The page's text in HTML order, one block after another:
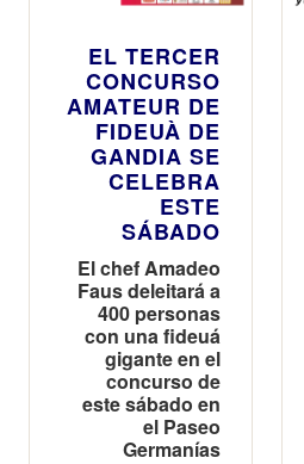
EL TERCER
CONCURSO
AMATEUR DE
FIDEUÀ DE
GANDIA SE
CELEBRA
ESTE
SÁBADO
El chef Amadeo
Faus deleitará a
400 personas
con una fideuá
gigante en el
concurso de
este sábado en
el Paseo
Germanías